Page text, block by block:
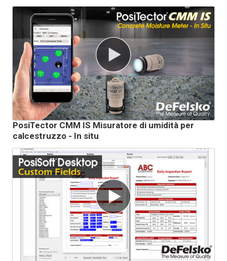
PosiTector CMM IS Misuratore di umidità per
calcestruzzo - In situ